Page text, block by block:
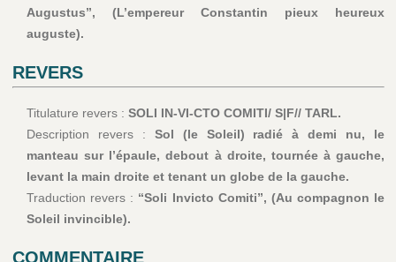
Augustus”, (L’empereur Constantin pieux heureux
auguste).
REVERS
Titulature revers : SOLI IN-VI-CTO COMITI/ S|F// TARL.
Description revers : Sol (le Soleil) radié à demi nu, le
manteau sur l’épaule, debout à droite, tournée à gauche,
levant la main droite et tenant un globe de la gauche.
Traduction revers : “Soli Invicto Comiti”, (Au compagnon le
Soleil invincible).
COMMENTAIRE